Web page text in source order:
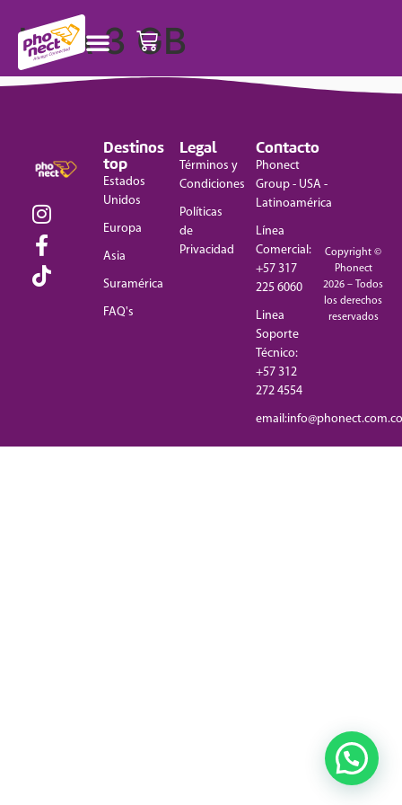
USA 3 GB
Destinos
top
Estados
Unidos
Europa
Asia
Suramérica
FAQ's
Legal
Términos y
Condiciones
Políticas
de
Privacidad
Contacto
Phonect
Group - USA -
Latinoamérica
Línea
Comercial:
+57 317
225 6060
Linea
Soporte
Técnico:
+57 312
272 4554
email:info@phonect.com.co
Copyright ©
Phonect
2026 – Todos
los derechos
reservados